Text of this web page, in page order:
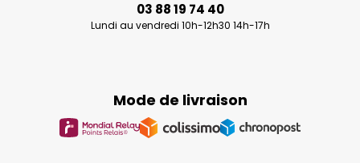
Mode de livraison
03 88 19 74 40
Lundi au vendredi 10h-12h30 14h-17h